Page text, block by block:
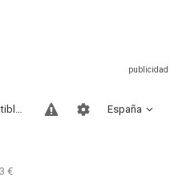
España
Sitios compatibles
€